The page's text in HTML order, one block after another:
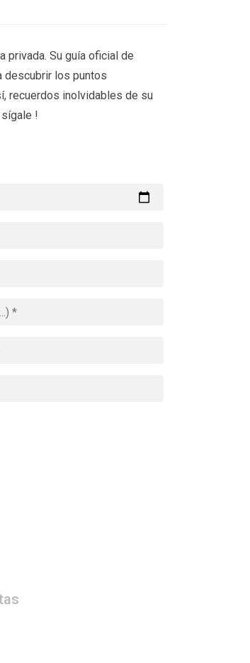
privada. Su guía oficial de
descubrir los puntos
recuerdos inolvidables de su
!